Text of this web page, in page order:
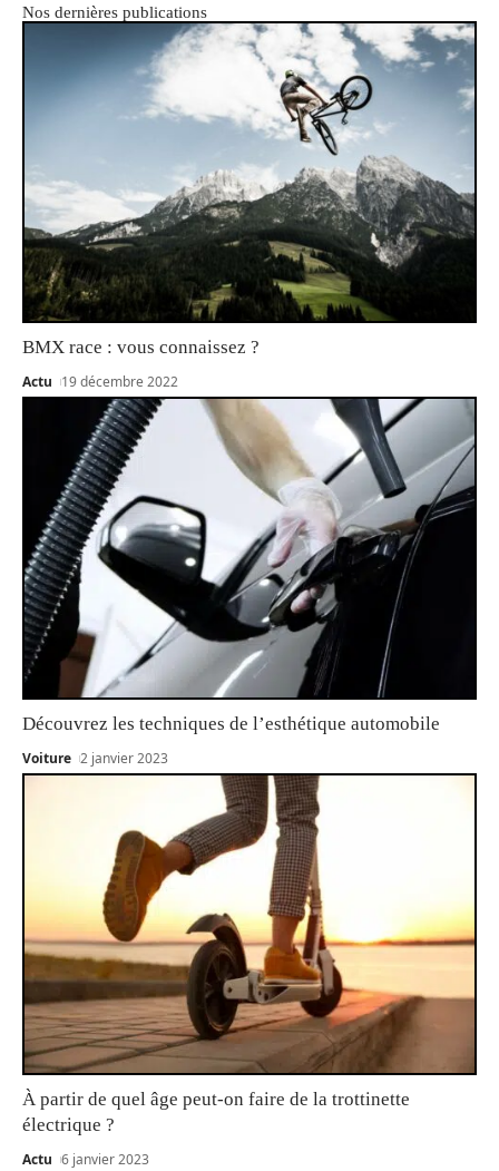
Nos dernières publications
BMX race : vous connaissez ?
Actu 19 décembre 2022
Découvrez les techniques de l’esthétique automobile
Voiture 2 janvier 2023
À partir de quel âge peut-on faire de la trottinette
électrique ?
Actu 6 janvier 2023